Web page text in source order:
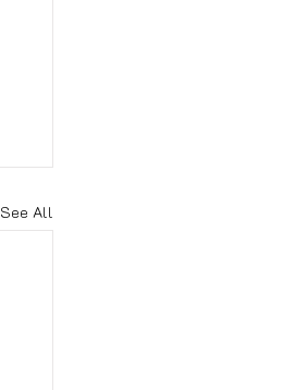
See All